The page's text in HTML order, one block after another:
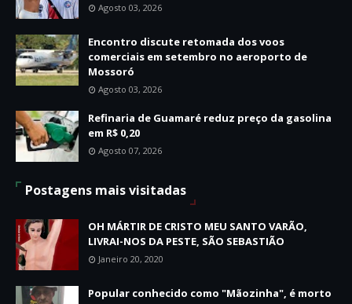
Agosto 03, 2026
Encontro discute retomada dos voos
comerciais em setembro no aeroporto de
Mossoró
Agosto 03, 2026
Refinaria de Guamaré reduz preço da gasolina
em R$ 0,20
Agosto 07, 2026
Postagens mais visitadas
OH MÁRTIR DE CRISTO MEU SANTO VARÃO,
LIVRAI-NOS DA PESTE, SÃO SEBASTIÃO
Janeiro 20, 2020
Popular conhecido como "Mãozinha", é morto